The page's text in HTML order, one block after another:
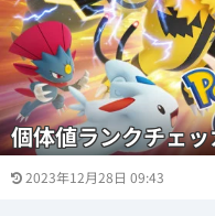
個体値ランクチェ
2023年12月28日 09:43